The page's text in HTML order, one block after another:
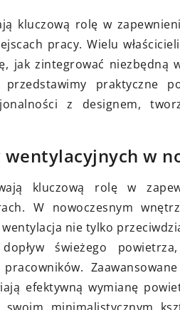
kluczową rolę w
pracy. Wielu
jak zintegrować niezbędną
praktyczne
z designem,
w
kluczową rolę w
W nowoczesnym
nie tylko
świeżego
efektywną wymianę
do salonu – przewodnik
jak idealna lampa
odmienić wygląd Twojego
Dowiedz się, jakie
i znajduj inspiracje w naszym
przewodniku.